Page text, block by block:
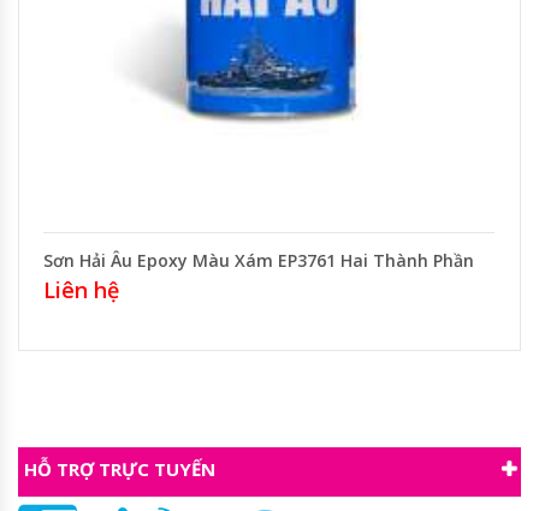
Sơn Hải Âu Epoxy Màu Xám EP3761 Hai Thành Phần
Liên hệ
HỖ TRỢ TRỰC TUYẾN